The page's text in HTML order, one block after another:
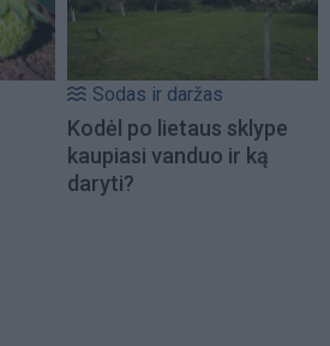
Sodas ir daržas
Kodėl po lietaus sklype
kaupiasi vanduo ir ką
daryti?